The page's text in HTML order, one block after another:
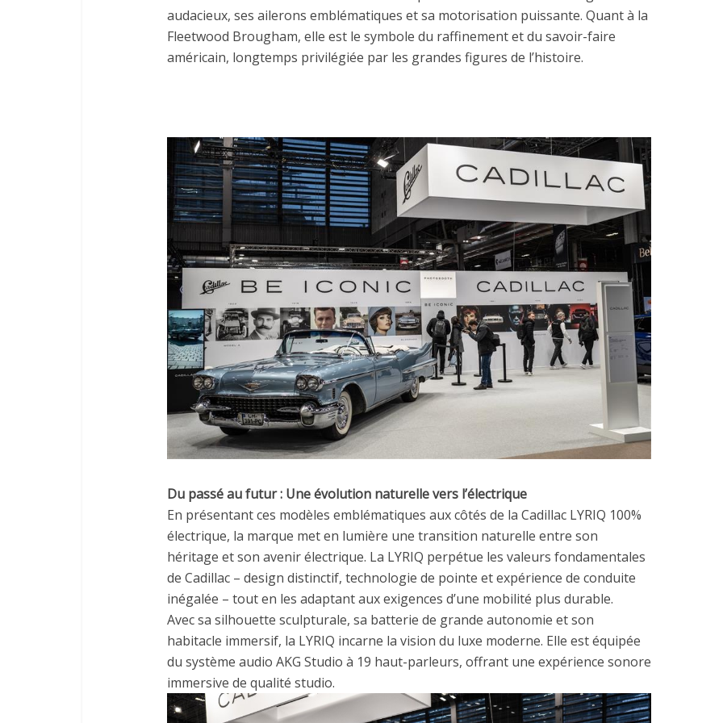
audacieux, ses ailerons emblématiques et sa motorisation puissante. Quant à la
Fleetwood Brougham, elle est le symbole du raffinement et du savoir-faire
américain, longtemps privilégiée par les grandes figures de l’histoire.
Du passé au futur : Une évolution naturelle vers l’électrique
En présentant ces modèles emblématiques aux côtés de la Cadillac LYRIQ 100%
électrique, la marque met en lumière une transition naturelle entre son
héritage et son avenir électrique. La LYRIQ perpétue les valeurs fondamentales
de Cadillac – design distinctif, technologie de pointe et expérience de conduite
inégalée – tout en les adaptant aux exigences d’une mobilité plus durable.
Avec sa silhouette sculpturale, sa batterie de grande autonomie et son
habitacle immersif, la LYRIQ incarne la vision du luxe moderne. Elle est équipée
du système audio AKG Studio à 19 haut-parleurs, offrant une expérience sonore
immersive de qualité studio.